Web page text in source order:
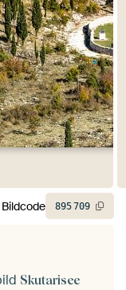
Skutarisee
Bildcode 895709